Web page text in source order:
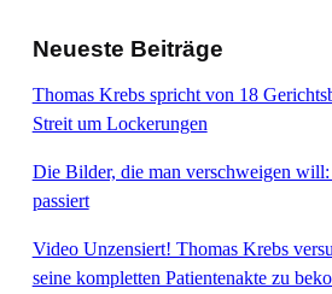
Neueste Beiträge
Thomas Krebs spricht von 18
Streit um Lockerungen
Die Bilder, die man verschweigen will:
passiert
Video Unzensiert! Thomas Krebs
seine kompletten Patientenakte zu